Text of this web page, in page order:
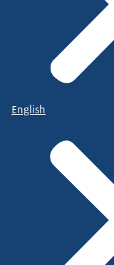
English